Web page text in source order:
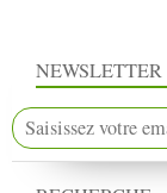
NEWSLETTER